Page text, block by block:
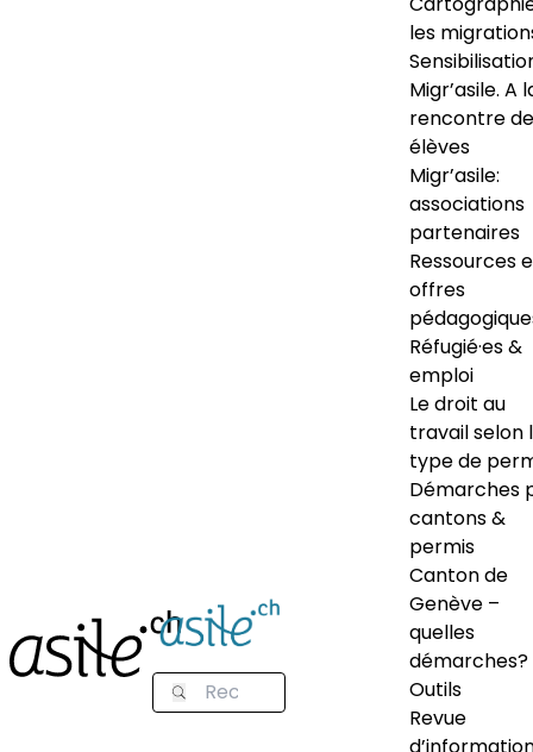
les
Migr’asile. A
rencontre
élèves
Migr’asile:
associations
partenaires
Ressources
offres
Réfugié·es &
emploi
Le droit au
travail selon
type de
Démarches
cantons &
permis
Canton de
Genève –
quelles
démarches?
Outils
Revue